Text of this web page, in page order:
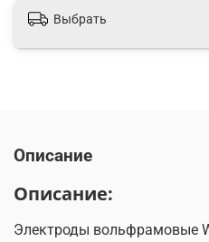
Выбрать
Описание
Описание:
Электроды вольфрамовые